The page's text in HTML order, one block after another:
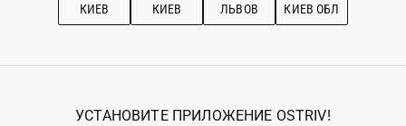
КИЕВ КИЕВ ЛЬВОВ КИЕВ ОБЛ
УСТАНОВИТЕ ПРИЛОЖЕНИЕ OSTRIV!